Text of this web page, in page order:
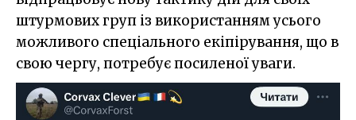
штурмових груп із використанням усього
можливого спеціального екіпірування, що в
свою чергу, потребує посиленої уваги.